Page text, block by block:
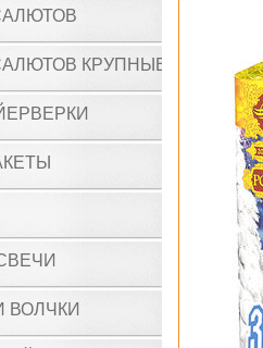
КРУПНЫЕ
ВОЛЧКИ